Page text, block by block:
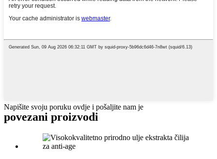
Napišite svoju poruku ovdje i pošaljite nam je
povezani proizvodi